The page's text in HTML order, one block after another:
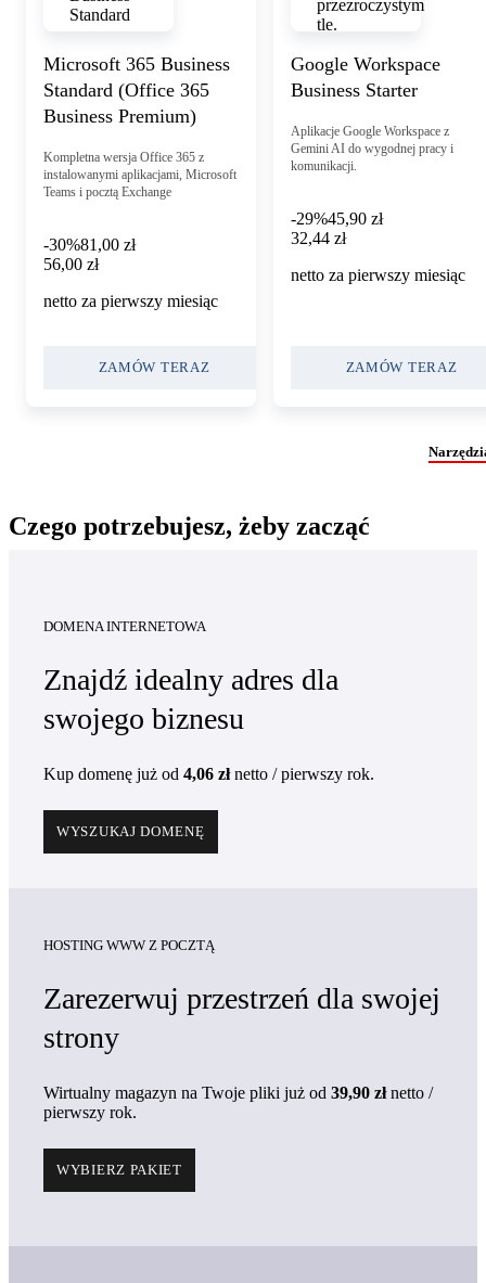
Microsoft 365 Business
Standard (Office 365
Business Premium)
Kompletna wersja Office 365 z
instalowanymi aplikacjami, Microsoft
Teams i pocztą Exchange
-30%81,00 zł
56,00 zł
56,00 zł
netto za pierwszy miesiąc
ZAMÓW TERAZ
Google Workspace
Business Starter
Aplikacje Google Workspace z
Gemini AI do wygodnej pracy i
komunikacji.
-29%45,90 zł
32,44 zł
32,44 zł
netto za pierwszy miesiąc
ZAMÓW TERAZ
Czego potrzebujesz, żeby zacząć
DOMENA INTERNETOWA
Znajdź idealny adres dla
swojego biznesu
Kup domenę już od 4,06 zł netto / pierwszy rok.
WYSZUKAJ DOMENĘ
HOSTING WWW Z POCZTĄ
Zarezerwuj przestrzeń dla swojej
strony
Wirtualny magazyn na Twoje pliki już od 39,90 zł netto /
pierwszy rok.
WYBIERZ PAKIET